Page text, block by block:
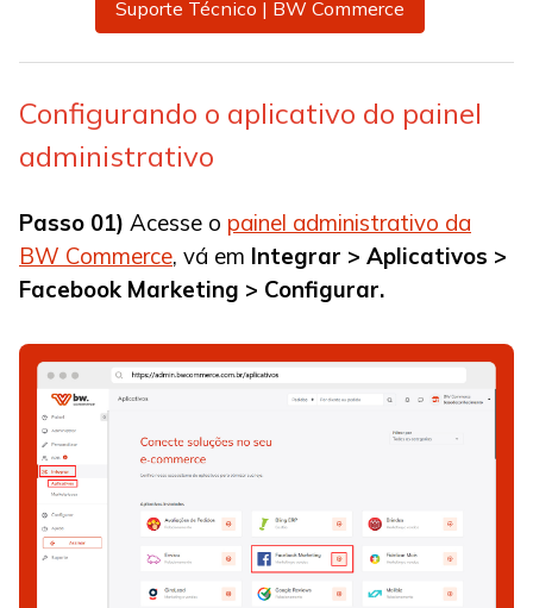
Suporte Técnico | BW Commerce
Configurando o aplicativo do painel
administrativo
Passo 01) Acesse o painel administrativo da
BW Commerce, vá em Integrar > Aplicativos >
Facebook Marketing > Configurar.